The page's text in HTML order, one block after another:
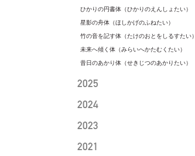
ひかりの円書体（ひかりのえんしょたい）
星影の舟体（ほしかげのふねたい）
竹の音を記す体（たけのおとをしるすたい）
未来へ傾く体（みらいへかたむくたい）
昔日のあかり体（せきじつのあかりたい）
2025
2024
2023
2021